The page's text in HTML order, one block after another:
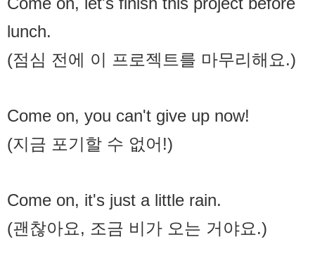
lunch.
(점심 전에 이 프로젝트를 마무리해요.)
Come on, you can't give up now!
(지금 포기할 수 없어!)
Come on, it's just a little rain.
(괜찮아요, 조금 비가 오는 거야요.)